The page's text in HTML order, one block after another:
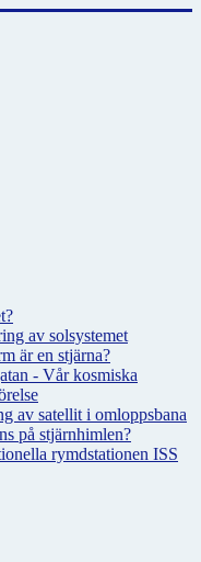
av solsystemet
är en stjärna?
- Vår kosmiska
av satellit i omloppsbana
på stjärnhimlen?
rymdstationen ISS